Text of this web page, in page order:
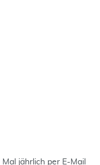
jährlich per E-Mail